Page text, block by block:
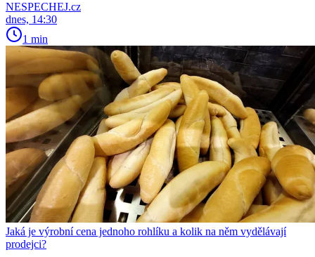
NESPECHEJ.cz
dnes, 14:30
1 min
Jaká je výrobní cena jednoho rohlíku a kolik na něm vydělávají
prodejci?